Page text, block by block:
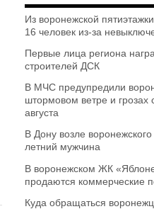
Из воронежской
16 человек из-за
Первые лица региона
строителей ДСК
В МЧС предупредили
штормовом ветре и грозах
августа
В Дону возле
летний мужчина
В воронежском ЖК
продаются коммерческие
Куда обращаться